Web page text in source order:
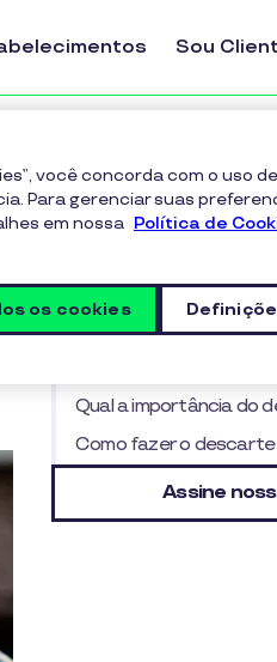
Sou
Sumário
O que é a coleta
Como a coleta seletiva
Qual a importância do
Como fazer o
Assine
você concorda com o uso
Para gerenciar suas
em nossa Política de
os cookies